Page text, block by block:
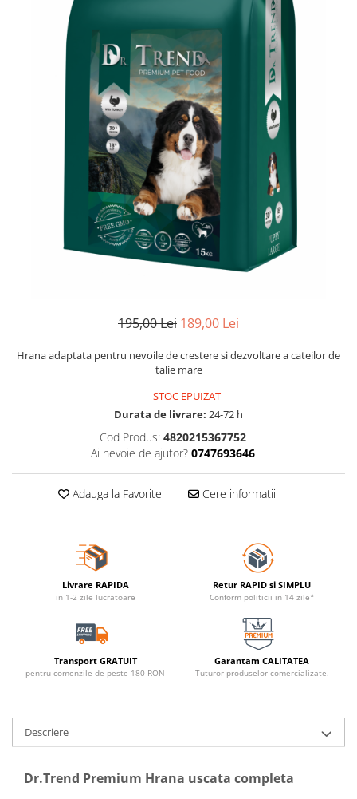
195,00 Lei 189,00 Lei
Hrana adaptata pentru nevoile de crestere si dezvoltare a cateilor de
talie mare
STOC EPUIZAT
Durata de livrare: 24-72 h
Cod Produs: 4820215367752
Ai nevoie de ajutor? 0747693646
Adauga la Favorite Cere informatii
Livrare RAPIDA
in 1-2 zile lucratoare
Retur RAPID si SIMPLU
Conform politicii in 14 zile*
Transport GRATUIT
pentru comenzile de peste 180 RON
Garantam CALITATEA
Tuturor produselor comercializate.
Descriere
Dr.Trend Premium Hrana uscata completa